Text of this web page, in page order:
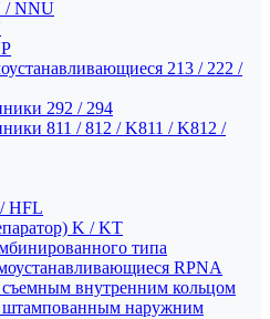
/ NNU
213 / 222 /
292 / 294
811 / 812 / K811 / K812 /
HFL
K / KT
типа
RPNA
внутренним кольцом
штампованным наружним